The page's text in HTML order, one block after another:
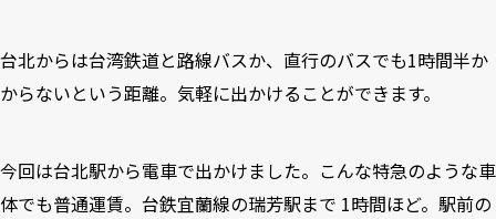
台北からは台湾鉄道と路線バスか、直行のバスでも1時間半か
からないという距離。気軽に出かけることができます。
今回は台北駅から電車で出かけました。こんな特急のような車
体でも普通運賃。台鉄宜蘭線の瑞芳駅まで 1時間ほど。駅前の